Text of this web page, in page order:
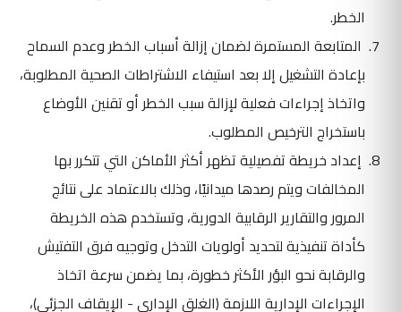
الخطر.
المتابعة المستمرة لضمان إزالة أسباب الخطر وعدم السماح
بإعادة التشغيل إلا بعد استيفاء الاشتراطات الصحية المطلوبة،
واتخاذ إجراءات فعلية لإزالة سبب الخطر أو تقنين الأوضاع
باستخراج الترخيص المطلوب.
إعداد خريطة تفصيلية تظهر أكثر الأماكن التي تتكرر بها
المخالفات ويتم رصدها ميدانيًا، وذلك بالاعتماد على نتائج
المرور والتقارير الرقابية الدورية، وتستخدم هذه الخريطة
كأداة تنفيذية لتحديد أولويات التدخل وتوجيه فرق التفتيش
والرقابة نحو البؤر الأكثر خطورة، بما يضمن سرعة اتخاذ
الإجراءات الإدارية اللازمة (الغلق الإداري - الإيقاف الجزئي)،